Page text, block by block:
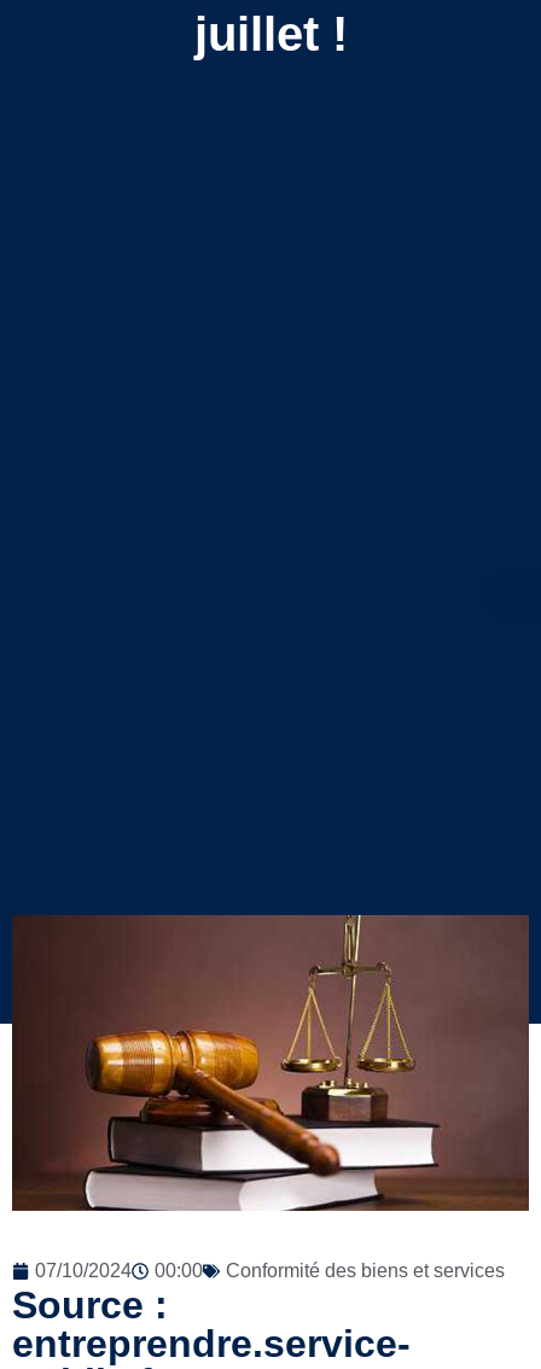
juillet !
07/10/2024 00:00 Conformité des biens et services
Source :
entreprendre.service-